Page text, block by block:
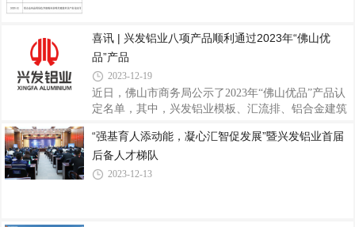
奖。据了解，“中国有色金属工业科学技术奖”是由中
国有色金属工业协会、中国有色金属学会组织评选和
其专业性、严谨性、公正性得到业内的高度认可，对
展示行业最新成果、推动行业科技发展、培
喜讯 | 兴发铝业八项产品顺利通过2023年“佛山优
品”产品
2023-12-19
近日，佛山市商务局公示了2023年“佛山优品”产品认
定名单，其中，兴发铝业模板、汇流排、铝合金建筑
铝合金建筑型材(喷粉型材)、铝合金建筑型材(电泳涂
漆型材)、浇注式隔热铝合金建筑型材、穿条式隔热
铝合金建筑型材共八项产品顺利通过认定，全部产品
“强基育人添动能，凝心汇智促发展”暨兴发铝业首届
后备人才梯队
2023-12-13